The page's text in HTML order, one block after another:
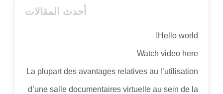
أحدث المقالات
Hello world!
Watch video here
La plupart des avantages relatives au l’utilisation
d’une salle documentaires virtuelle au sein de la